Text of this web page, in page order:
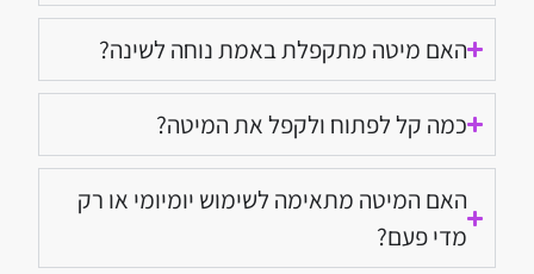
האם מיטה מתקפלת באמת נוחה לשינה?
כמה קל לפתוח ולקפל את המיטה?
האם המיטה מתאימה לשימוש יומיומי או רק
מדי פעם?